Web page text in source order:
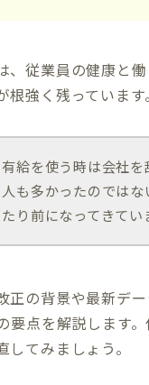
、従業員の健康と
根強く残っています。
有給を使う時は会社
人も多かったのでは
たり前になってきてい
正の背景や最新デ
要点を解説します
てみましょう。